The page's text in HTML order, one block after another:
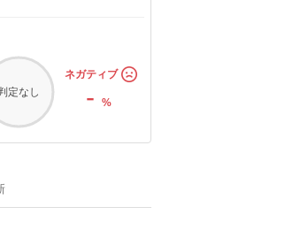
定なし
ネガティブ
-%